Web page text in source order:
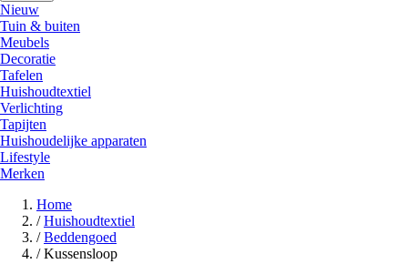
Nieuw
Tuin & buiten
Meubels
Decoratie
Tafelen
Huishoudtextiel
Verlichting
Tapijten
Huishoudelijke apparaten
Lifestyle
Merken
Home
/ Huishoudtextiel
/ Beddengoed
/ Kussensloop